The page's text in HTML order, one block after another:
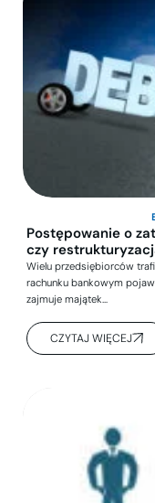
Postępowanie o
czy
Wielu przedsiębiorców
rachunku bankowym
zajmuje majątek…
CZYTAJ WIĘCEJ